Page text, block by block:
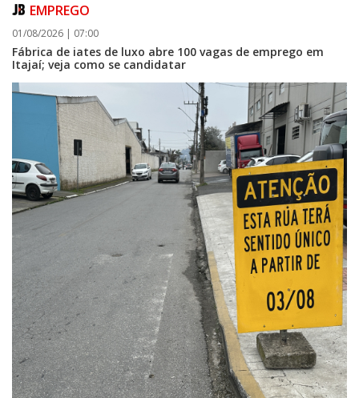
EMPREGO
01/08/2026 | 07:00
Fábrica de iates de luxo abre 100 vagas de emprego em
Itajaí; veja como se candidatar